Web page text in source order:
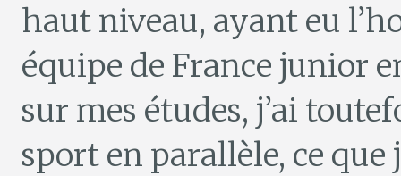
haut niveau, ayant eu
équipe de France junior
sur mes études, j’ai
sport en parallèle, ce